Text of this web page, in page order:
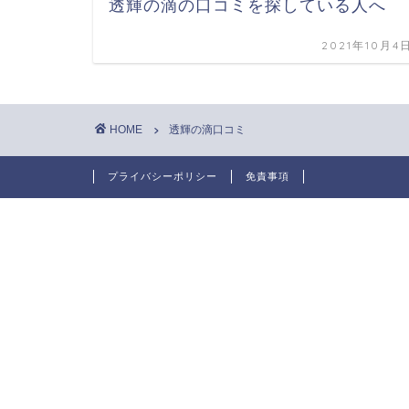
透輝の滴の口コミを探している人へ
2021年10月4
HOME 透輝の滴口コミ
プライバシーポリシー 免責事項